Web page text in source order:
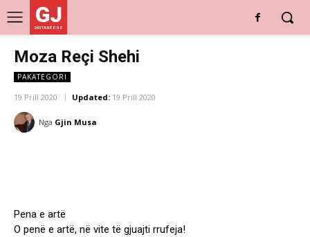
GJ
DRITARE E RE
Moza Reçi Shehi
PAKATEGORI
19 Prill 2020 Updated: 19 Prill 2020
Nga Gjin Musa
Pena e artë
O penë e artë, në vite të gjuajti rrufeja!